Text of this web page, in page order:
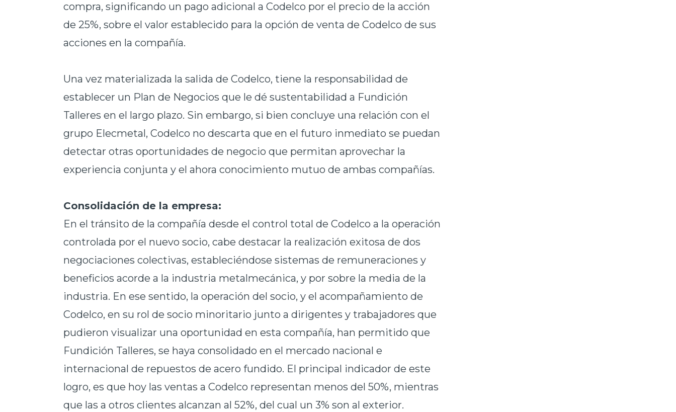
compra, significando un pago adicional a Codelco por el precio de la acción
de 25%, sobre el valor establecido para la opción de venta de Codelco de sus
acciones en la compañía.
Una vez materializada la salida de Codelco, tiene la responsabilidad de
establecer un Plan de Negocios que le dé sustentabilidad a Fundición
Talleres en el largo plazo. Sin embargo, si bien concluye una relación con el
grupo Elecmetal, Codelco no descarta que en el futuro inmediato se puedan
detectar otras oportunidades de negocio que permitan aprovechar la
experiencia conjunta y el ahora conocimiento mutuo de ambas compañías.
Consolidación de la empresa:
En el tránsito de la compañía desde el control total de Codelco a la operación
controlada por el nuevo socio, cabe destacar la realización exitosa de dos
negociaciones colectivas, estableciéndose sistemas de remuneraciones y
beneficios acorde a la industria metalmecánica, y por sobre la media de la
industria. En ese sentido, la operación del socio, y el acompañamiento de
Codelco, en su rol de socio minoritario junto a dirigentes y trabajadores que
pudieron visualizar una oportunidad en esta compañía, han permitido que
Fundición Talleres, se haya consolidado en el mercado nacional e
internacional de repuestos de acero fundido. El principal indicador de este
logro, es que hoy las ventas a Codelco representan menos del 50%, mientras
que las a otros clientes alcanzan al 52%, del cual un 3% son al exterior.